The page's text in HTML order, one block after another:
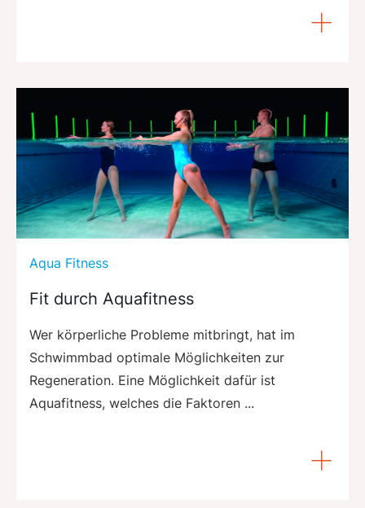
Aqua Fitness
Fit durch Aquafitness
Wer körperliche Probleme mitbringt, hat im
Schwimmbad optimale Möglichkeiten zur
Regeneration. Eine Möglichkeit dafür ist
Aquafitness, welches die Faktoren ...